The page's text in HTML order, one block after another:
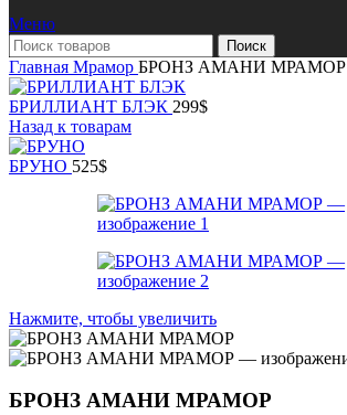
Меню
Поиск
Главная Мрамор БРОНЗ АМАНИ МРАМОР
БРИЛЛИАНТ БЛЭК 299$
Назад к товарам
БРУНО 525$
Нажмите, чтобы увеличить
БРОНЗ АМАНИ МРАМОР